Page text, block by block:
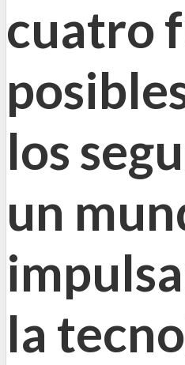
cuatro
los
un
la